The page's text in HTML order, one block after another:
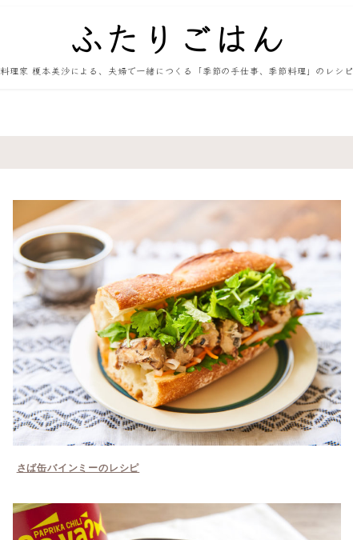
料理家 榎本美沙による、夫婦で一緒につくる「季節の手仕事、季節料理」のレシピ
さば缶バインミーのレシピ